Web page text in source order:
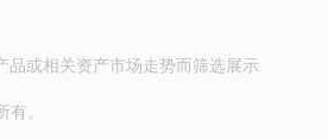
品或相关资产市场走势而筛选展示
有。